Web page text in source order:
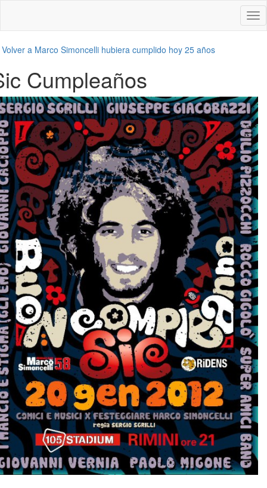
Volver a Marco Simoncelli hubiera cumplido hoy 25 años
Cumpleaños